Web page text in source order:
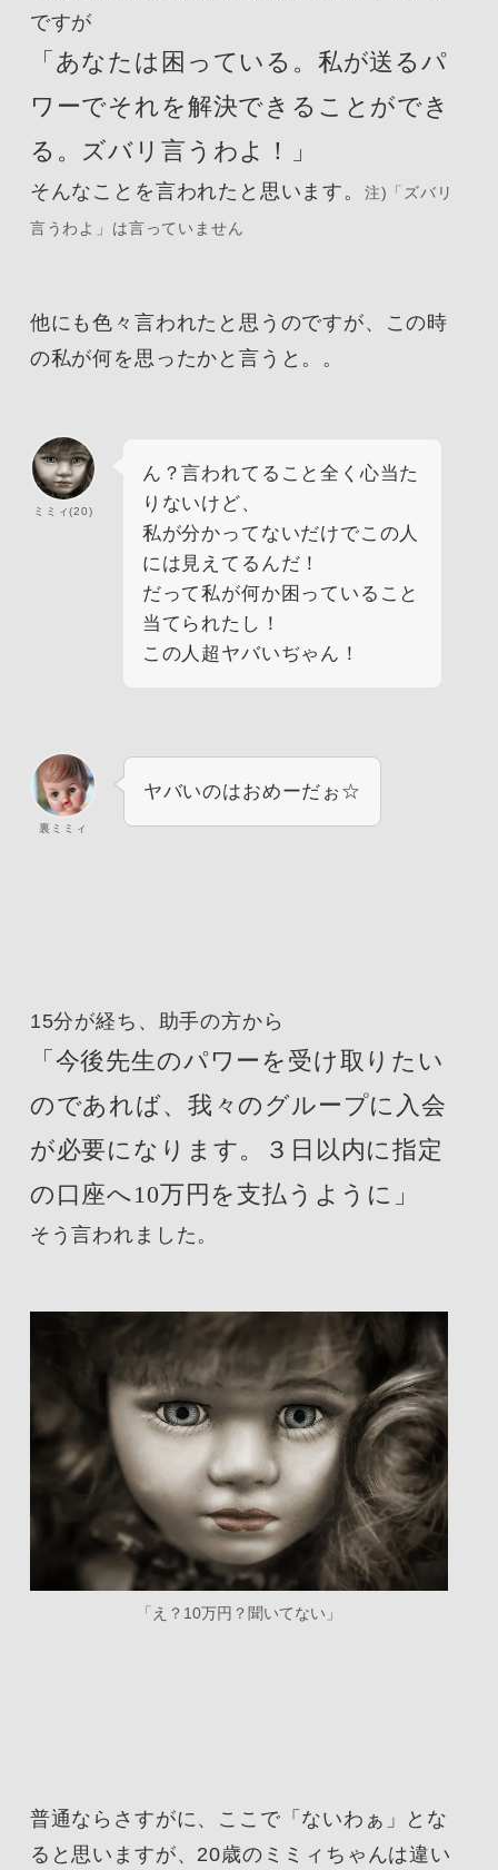
ですが
「あなたは困っている。私が送るパ
ワーでそれを解決できることができ
る。ズバリ言うわよ！」
そんなことを言われたと思います。
注)「ズバリ
言うわよ」は言っていません
他にも色々言われたと思うのですが、この時
の私が何を思ったかと言うと。。
ミミィ(20)
ん？言われてること全く心当た
りないけど、
私が分かってないだけでこの人
には見えてるんだ！
だって私が何か困っていること
当てられたし！
この人超ヤバいぢゃん！
裏ミミィ
ヤバいのはおめーだぉ☆
15分が経ち、助手の方から
「今後先生のパワーを受け取りたい
のであれば、我々のグループに入会
が必要になります。
３日以内に指定
の口座へ10万円を支払うように」
そう言われました。
「え？10万円？聞いてない」
普通ならさすがに、ここで「ないわぁ」とな
ると思いますが、20歳のミミィちゃんは違い